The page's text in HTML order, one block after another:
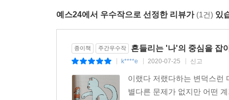
★ 기분을 다스리고 다른 방식으로 말했더니 내가
★ 마음이 힘들고 복잡할 때마다 찾게 되는 심리 지
★ 감정 관리를 배우면 인간관계가 쉬워지다.
예스24에서 우수작으로 선정한 리뷰가 (1건) 있
종이책 주간우수작 흔들리는 '나'의 중심을 잡
k****e 2020-07-25 신고
이랬다 저랬다하는 변덕스런
별다른 문제가 없지만 어떤